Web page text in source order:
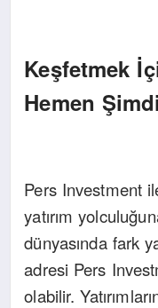
Keşfetmek
Hemen
Pers Investment
yatırım
dünyasında fark
adresi Pers
olabilir.